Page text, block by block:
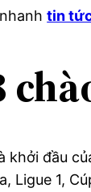
tin
khởi đầu
Ligue 1,